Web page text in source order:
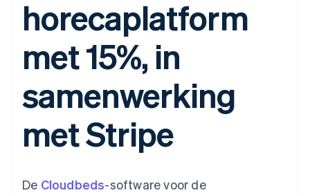
dan 125
Terminal
Authorization
Boost
acceptatie
Link
Financial
Connections
Gegevenssynchronisatie
Marktplaatsen
Geldbeheer
Platforms
SaaS
Per branche
AI-bedrijven
Creator economy
Gaming
tijd
Facturatie naar gebruik
bieden
Betaalkaarten uitgeven
die door stablecoins
worden gedekt
Diensten voorzien en
beheren met agents
App-integraties
Productroadmap
Jaarlijks congres
Sessions
Vacatures
Stripe Newsroom
Stripe Press
Contact
Partner worden
horecaplatform
met 15%, in
samenwerking
met Stripe
De Cloudbeds-software voor de